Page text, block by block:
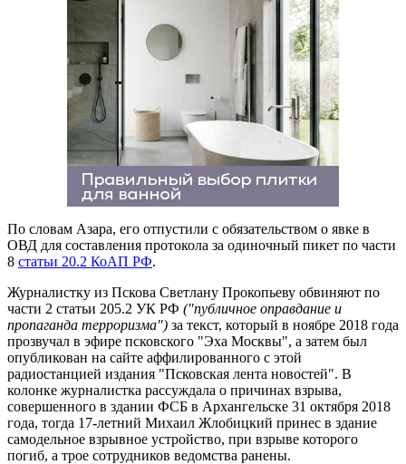
По словам Азара, его отпустили с обязательством о явке в
ОВД для составления протокола за одиночный пикет по части
8 статьи 20.2 КоАП РФ.
Журналистку из Пскова Светлану Прокопьеву обвиняют по
части 2 статьи 205.2 УК РФ ("публичное оправдание и
пропаганда терроризма") за текст, который в ноябре 2018 года
прозвучал в эфире псковского "Эха Москвы", а затем был
опубликован на сайте аффилированного с этой
радиостанцией издания "Псковская лента новостей". В
колонке журналистка рассуждала о причинах взрыва,
совершенного в здании ФСБ в Архангельске 31 октября 2018
года, тогда 17-летний Михаил Жлобицкий принес в здание
самодельное взрывное устройство, при взрыве которого
погиб, а трое сотрудников ведомства ранены.